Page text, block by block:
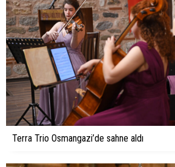
Terra Trio Osmangazi’de sahne aldı